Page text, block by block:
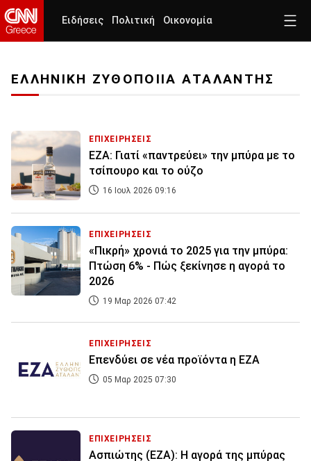
Ειδήσεις Πολιτική Οικονομία
ΕΛΛΗΝΙΚΗ ΖΥΘΟΠΟΙΙΑ ΑΤΑΛΑΝΤΗΣ
ΕΠΙΧΕΙΡΗΣΕΙΣ
ΕΖΑ: Γιατί «παντρεύει» την μπύρα με το
τσίπουρο και το ούζο
16 Ιουλ 2026 09:16
ΕΠΙΧΕΙΡΗΣΕΙΣ
«Πικρή» χρονιά το 2025 για την μπύρα:
Πτώση 6% - Πώς ξεκίνησε η αγορά το
2026
19 Μαρ 2026 07:42
ΕΠΙΧΕΙΡΗΣΕΙΣ
Επενδύει σε νέα προϊόντα η ΕΖΑ
05 Μαρ 2025 07:30
ΕΠΙΧΕΙΡΗΣΕΙΣ
Ασπιώτης (ΕΖΑ): Η αγορά της μπύρας